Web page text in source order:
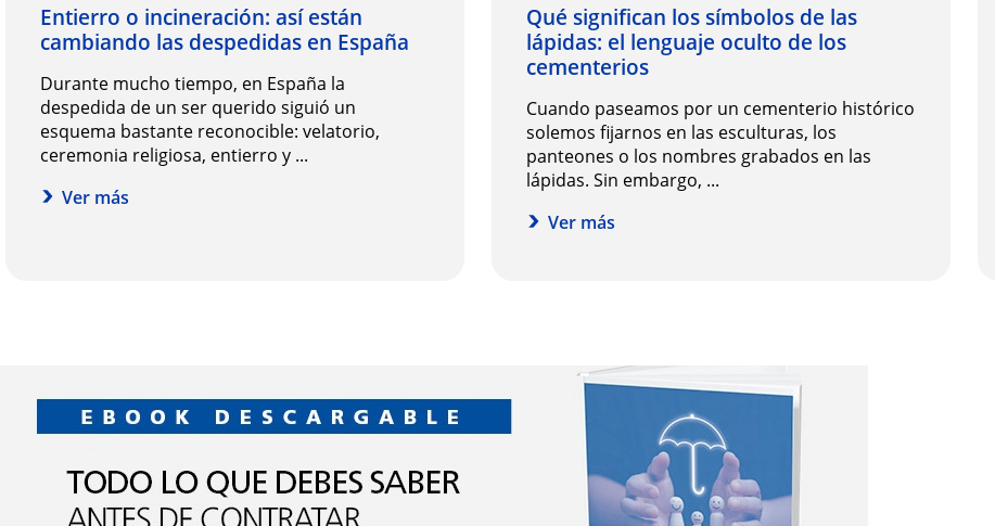
Entierro o incineración: así están
cambiando las despedidas en España
Durante mucho tiempo, en España la
despedida de un ser querido siguió un
esquema bastante reconocible: velatorio,
ceremonia religiosa, entierro y ...
Ver más
Qué significan los símbolos de las
lápidas: el lenguaje oculto de los
cementerios
Cuando paseamos por un cementerio histórico
solemos fijarnos en las esculturas, los
panteones o los nombres grabados en las
lápidas. Sin embargo, ...
Ver más